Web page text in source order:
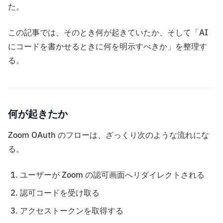
た。
この記事では、そのとき何が起きていたか、そして「AI
にコードを書かせるときに何を明示すべきか」を整理す
る。
何が起きたか
Zoom OAuth のフローは、ざっくり次のような流れにな
る。
ユーザーが Zoom の認可画面へリダイレクトされる
認可コードを受け取る
アクセストークンを取得する